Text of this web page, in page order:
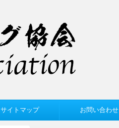
サイトマップ お問い合わせ